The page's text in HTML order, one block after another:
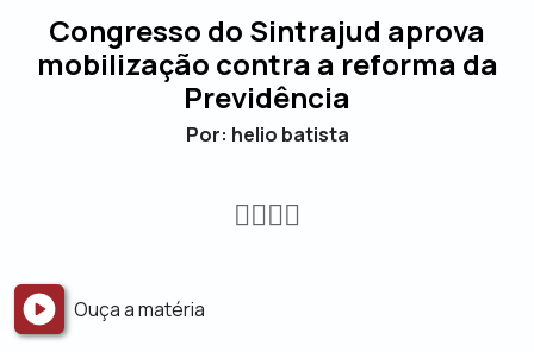
Congresso do Sintrajud aprova
mobilização contra a reforma da
Previdência
Por: helio batista
Ouça a matéria